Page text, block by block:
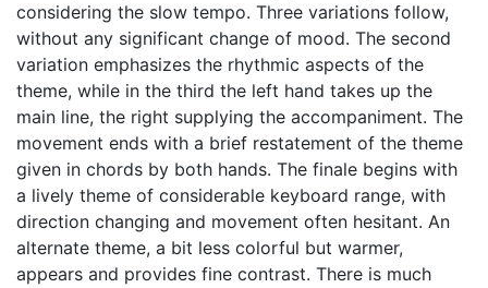
considering the slow tempo. Three variations follow,
without any significant change of mood. The second
variation emphasizes the rhythmic aspects of the
theme, while in the third the left hand takes up the
main line, the right supplying the accompaniment. The
movement ends with a brief restatement of the theme
given in chords by both hands. The finale begins with
a lively theme of considerable keyboard range, with
direction changing and movement often hesitant. An
alternate theme, a bit less colorful but warmer,
appears and provides fine contrast. There is much